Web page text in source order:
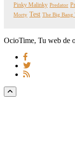
Pinky Malinky Predator
Morty Test The Big Bang
OcioTime, Tu web de